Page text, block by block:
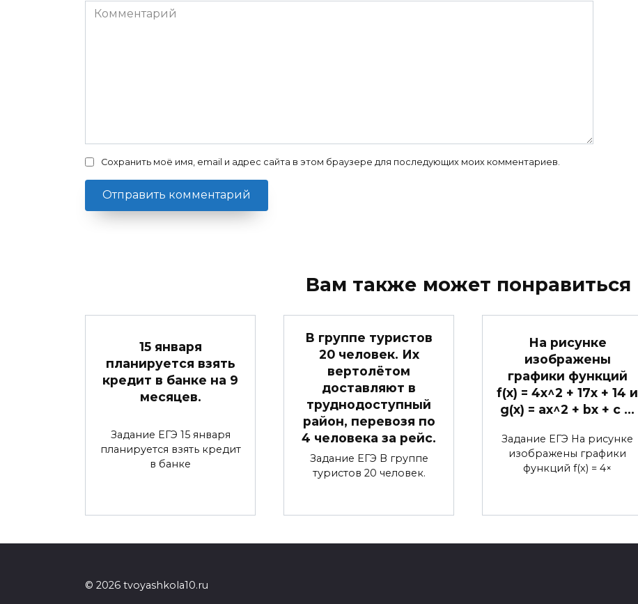
Комментарий
Сохранить моё имя, email и адрес сайта в этом браузере для последующих моих комментариев.
Вам также может понравиться
15 января
планируется взять
кредит в банке на 9
месяцев.
Задание ЕГЭ 15 января
планируется взять кредит
в банке
В группе туристов
20 человек. Их
вертолётом
доставляют в
труднодоступный
район, перевозя по
4 человека за рейс.
Задание ЕГЭ В группе
туристов 20 человек.
На рисунке
изображены
графики функций
f(x) = 4x^2 + 17x + 14 и
g(x) = ax^2 + bx + c …
Задание ЕГЭ На рисунке
изображены графики
функций f(x) = 4×
© 2026 tvoyashkola10.ru